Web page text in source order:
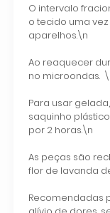
O intervalo
o tecido uma
aparelhos.\n
Ao reaquecer
no microondas.
Para usar
saquinho
por 2 horas.\n
As peças são
flor de lavanda
Recomendadas